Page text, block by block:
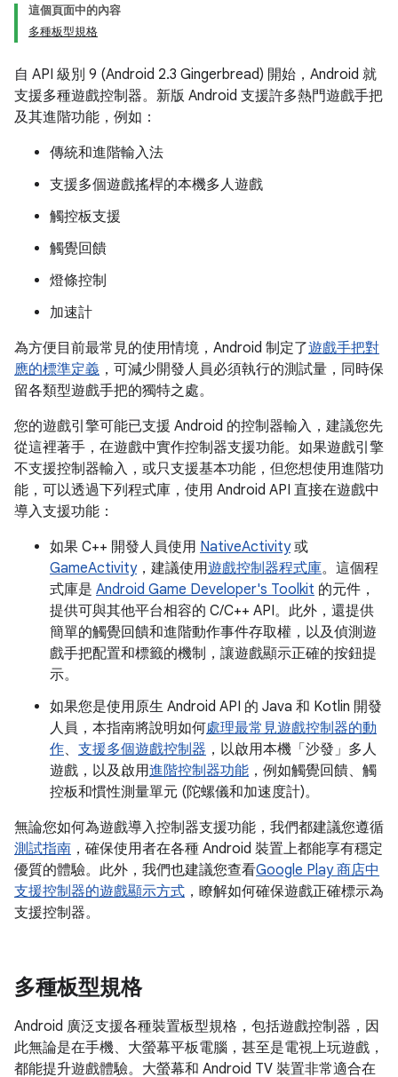
這個頁面中的內容
多種板型規格
自 API 級別 9 (Android 2.3 Gingerbread) 開始，Android 就
支援多種遊戲控制器。新版 Android 支援許多熱門遊戲手把
及其進階功能，例如：
傳統和進階輸入法
支援多個遊戲搖桿的本機多人遊戲
觸控板支援
觸覺回饋
燈條控制
加速計
為方便目前最常見的使用情境，Android 制定了遊戲手把對
應的標準定義 ，可減少開發人員必須執行的測試量，同時保
留各類型遊戲手把的獨特之處。
您的遊戲引擎可能已支援 Android 的控制器輸入，建議您先
從這裡著手，在遊戲中實作控制器支援功能。如果遊戲引擎
不支援控制器輸入，或只支援基本功能，但您想使用進階功
能，可以透過下列程式庫，使用 Android API 直接在遊戲中
導入支援功能：
如果 C++ 開發人員使用 NativeActivity或
GameActivity，建議使用遊戲控制器程式庫。這個程
式庫是 Android Game Developer's Toolkit 的元件，
提供可與其他平台相容的 C/C++ API。此外，還提供
簡單的觸覺回饋和進階動作事件存取權，以及偵測遊
戲手把配置和標籤的機制，讓遊戲顯示正確的按鈕提
示。
如果您是使用原生 Android API 的 Java 和 Kotlin 開發
人員，本指南將說明如何處理最常見遊戲控制器的動
作、 支援多個遊戲控制器 ，以啟用本機「沙發」多人
遊戲，以及啟用進階控制器功能 ，例如觸覺回饋、觸
控板和慣性測量單元 (陀螺儀和加速度計)。
無論您如何為遊戲導入控制器支援功能，我們都建議您遵循
測試指南 ，確保使用者在各種 Android 裝置上都能享有穩定
優質的體驗。此外，我們也建議您查看Google Play 商店中
支援控制器的遊戲顯示方式 ，瞭解如何確保遊戲正確標示為
支援控制器。
多種板型規格
Android 廣泛支援各種裝置板型規格，包括遊戲控制器，因
此無論是在手機、大螢幕平板電腦，甚至是電視上玩遊戲，
都能提升遊戲體驗。大螢幕和 Android TV 裝置非常適合在